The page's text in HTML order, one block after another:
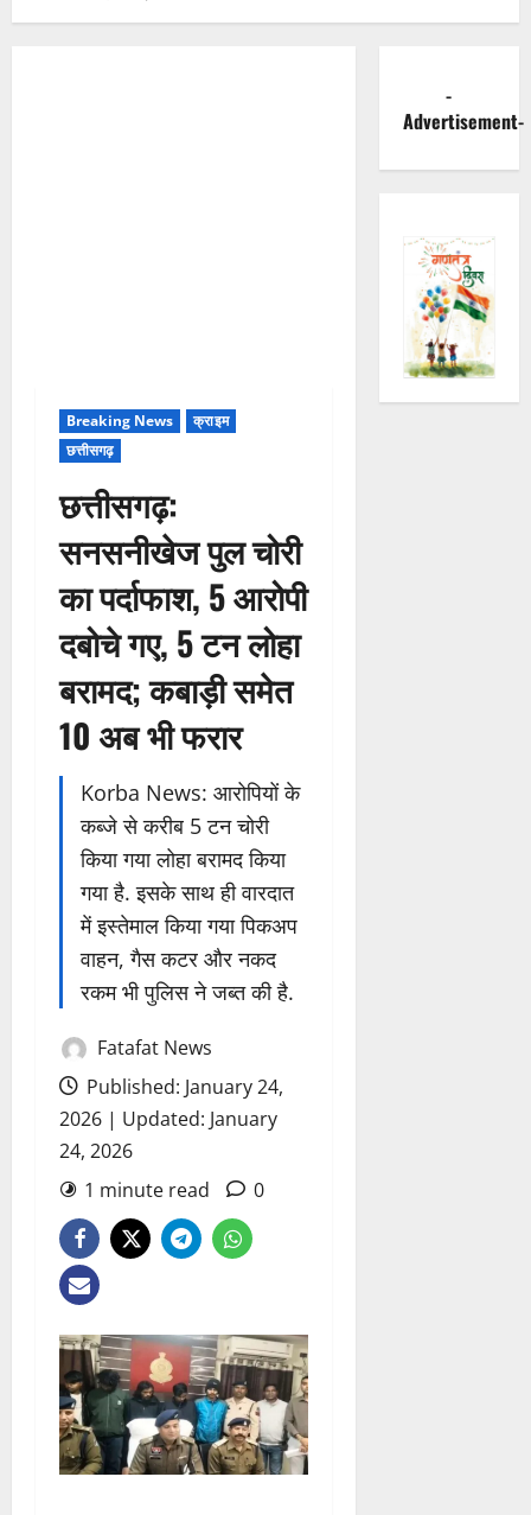
Breaking News
क्राइम
छत्तीसगढ़
छत्तीसगढ़:
सनसनीखेज पुल चोरी
का पर्दाफाश, 5 आरोपी
दबोचे गए, 5 टन लोहा
बरामद; कबाड़ी समेत
10 अब भी फरार
Korba News: आरोपियों के
कब्जे से करीब 5 टन चोरी
किया गया लोहा बरामद किया
गया है. इसके साथ ही वारदात
में इस्तेमाल किया गया पिकअप
वाहन, गैस कटर और नकद
रकम भी पुलिस ने जब्त की है.
Fatafat News
Published: January 24,
2026 | Updated: January
24, 2026
1 minute read
0
-
Advertisement-